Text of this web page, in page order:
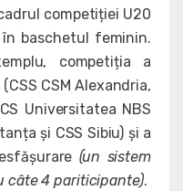
competiției U20
baschetul feminin.
competiția a
CSM Alexandria,
Universitatea NBS
şi CSS Sibiu) și a
(un sistem
câte 4 pariticipante).